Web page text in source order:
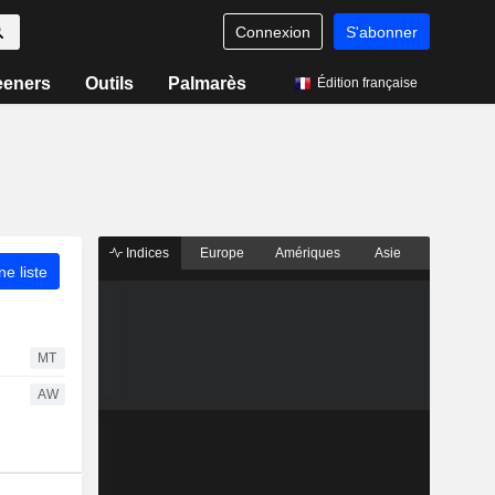
Connexion S'abonner
Outils Palmarès Édition française
liste
MT
AW
Indices Europe Amériques Asie